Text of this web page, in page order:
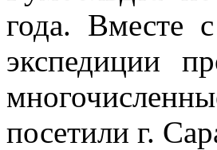
года. Вместе
экспедиции
посетили г.